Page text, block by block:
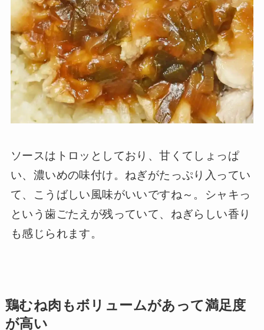
ソースはトロッとしており、甘くてしょっぱ
い、濃いめの味付け。ねぎがたっぷり入ってい
て、こうばしい風味がいいですね～。シャキっ
という歯ごたえが残っていて、ねぎらしい香り
も感じられます。
鶏むね肉もボリュームがあって満足度
が高い